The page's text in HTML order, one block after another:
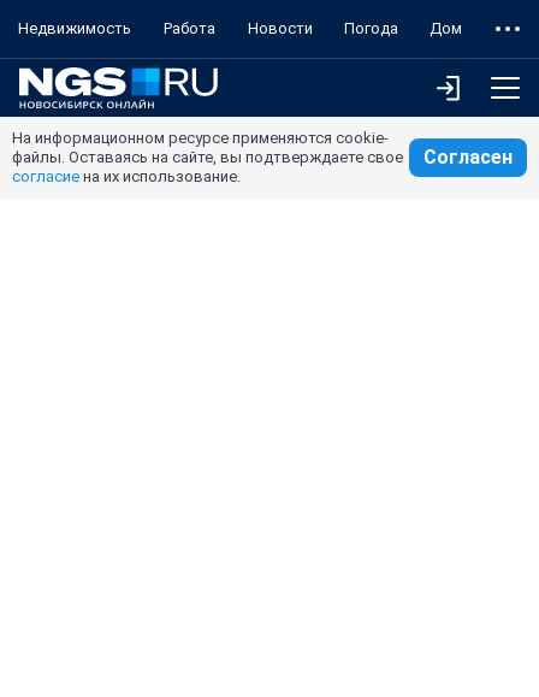
Недвижимость Работа Новости Погода Дом
На информационном ресурсе применяются cookie-
файлы. Оставаясь на сайте, вы подтверждаете свое
согласие на их использование.
Согласен